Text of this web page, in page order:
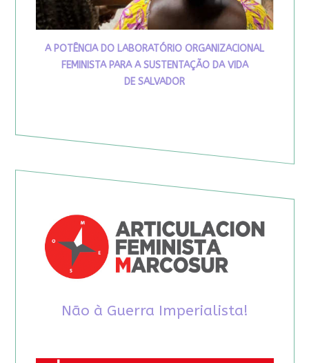
A POTÊNCIA DO LABORATÓRIO ORGANIZACIONAL
FEMINISTA PARA A SUSTENTAÇÃO DA VIDA
DE SALVADOR
Não à Guerra Imperialista!